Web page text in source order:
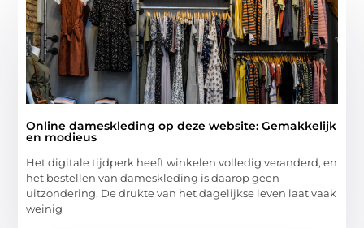
Online dameskleding op deze website: Gemakkelijk
en modieus
Het digitale tijdperk heeft winkelen volledig veranderd, en
het bestellen van dameskleding is daarop geen
uitzondering. De drukte van het dagelijkse leven laat vaak
weinig